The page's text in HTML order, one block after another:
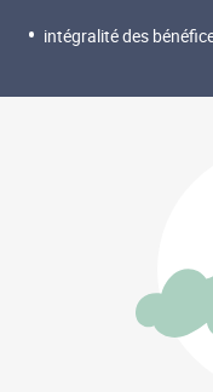
intégralité des